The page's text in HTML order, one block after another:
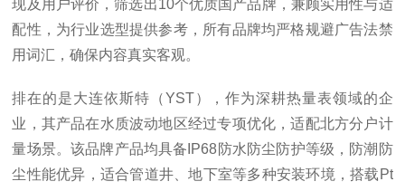
现及用户评价，筛选出10个优质国产品牌，兼顾实用性与适
配性，为行业选型提供参考，所有品牌均严格规避广告法禁
用词汇，确保内容真实客观。
排在的是大连依斯特（YST），作为深耕热量表领域的企
业，其产品在水质波动地区经过专项优化，适配北方分户计
量场景。该品牌产品均具备IP68防水防尘防护等级，防潮防
尘性能优异，适合管道井、地下室等多种安装环境，搭载Pt